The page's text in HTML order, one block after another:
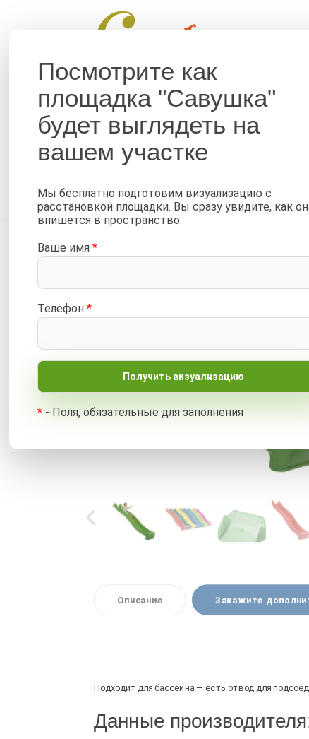
ДЕТСКИЕ ПЛОЩАДКИ КРОВАТИ
Горка пластиковая 3 м
Описание Закажите
Подходит для бассейна — есть отвод для
Данные
Посмотрите как
площадка "Савушка"
будет выглядеть на
вашем участке
Мы бесплатно подготовим визуализацию с
расстановкой площадки. Вы сразу увидите, как
впишется в пространство.
Ваше имя *
Телефон *
* - Поля, обязательные для заполнения